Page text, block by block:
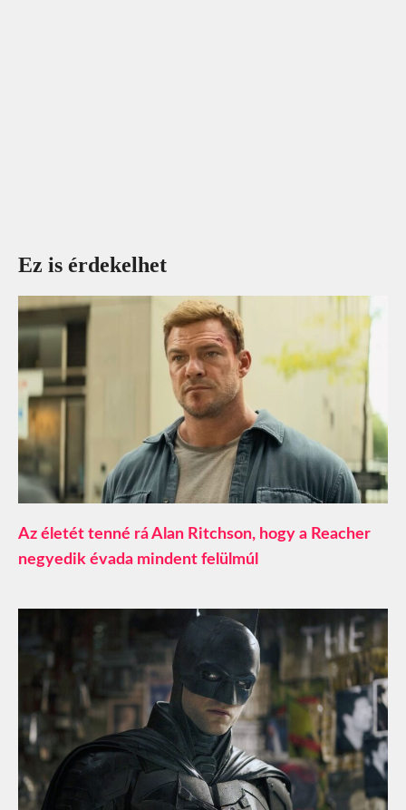
Ez is érdekelhet
Az életét tenné rá Alan Ritchson, hogy a Reacher
negyedik évada mindent felülmúl